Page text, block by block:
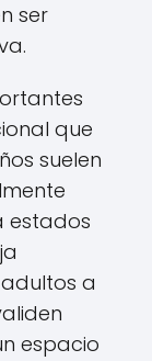
ser
que
suelen
estados
a
espacio